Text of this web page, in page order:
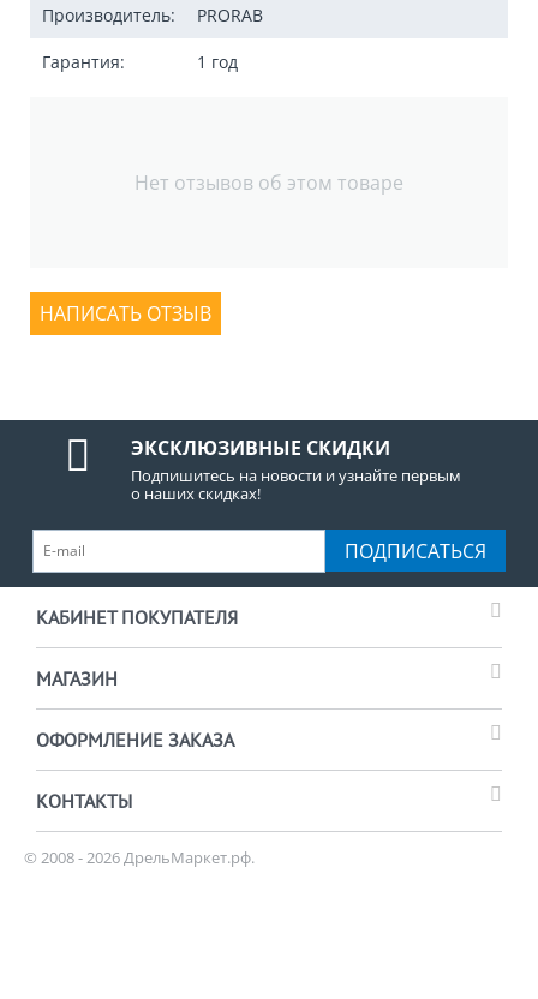
Производитель: PRORAB
Гарантия: 1 год
Нет отзывов об этом товаре
НАПИСАТЬ ОТЗЫВ
ЭКСКЛЮЗИВНЫЕ СКИДКИ
Подпишитесь на новости и узнайте первым
о наших скидках!
ПОДПИСАТЬСЯ
КАБИНЕТ ПОКУПАТЕЛЯ
МАГАЗИН
ОФОРМЛЕНИЕ ЗАКАЗА
КОНТАКТЫ
© 2008 - 2026 ДрельМаркет.рф.